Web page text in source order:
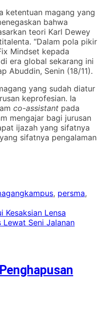
ketentuan magang yang
bahwa
teori Karl Dewey
“Dalam pola pikir
Mindset kepada
era global sekarang ini
Abuddin, Senin (18/11).
yang sudah diatur
keprofesian. Ia
co-assistant pada
mengajar bagi jurusan
ijazah yang sifatnya
sifatnya pengalaman
, persma,
Kesaksian Lensa
Lewat Seni Jalanan